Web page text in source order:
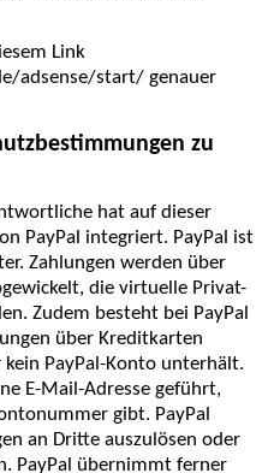
Link
adsense/start/ genauer
zu
hat auf dieser
PayPal integriert. PayPal ist
Zahlungen werden über
die virtuelle Privat-
Zudem besteht bei PayPal
über Kreditkarten
PayPal-Konto unterhält.
E-Mail-Adresse geführt,
gibt. PayPal
an Dritte auszulösen oder
PayPal übernimmt ferner